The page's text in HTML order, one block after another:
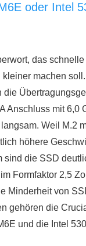
oder Intel
das
machen
die
Anschluss mit 6,0
Weil M.2
höhere
sind die SSD
Formfaktor 2,5
Minderheit von
gehören die
und die Intel